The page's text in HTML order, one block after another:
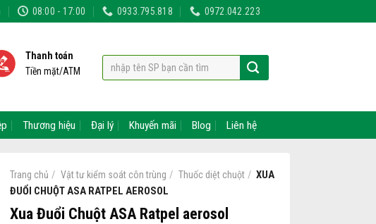
08:00 - 17:00 0933.795.818 0972.042.223
Thanh toán
Tiền mặt/ATM
Thương hiệu Đại lý Khuyến mãi Blog Liên hệ
Trang chủ / Vật tư kiểm soát côn trùng / Thuốc diệt chuột / XUA
ĐUỔI CHUỘT ASA RATPEL AEROSOL
Xua Đuổi Chuột ASA Ratpel aerosol